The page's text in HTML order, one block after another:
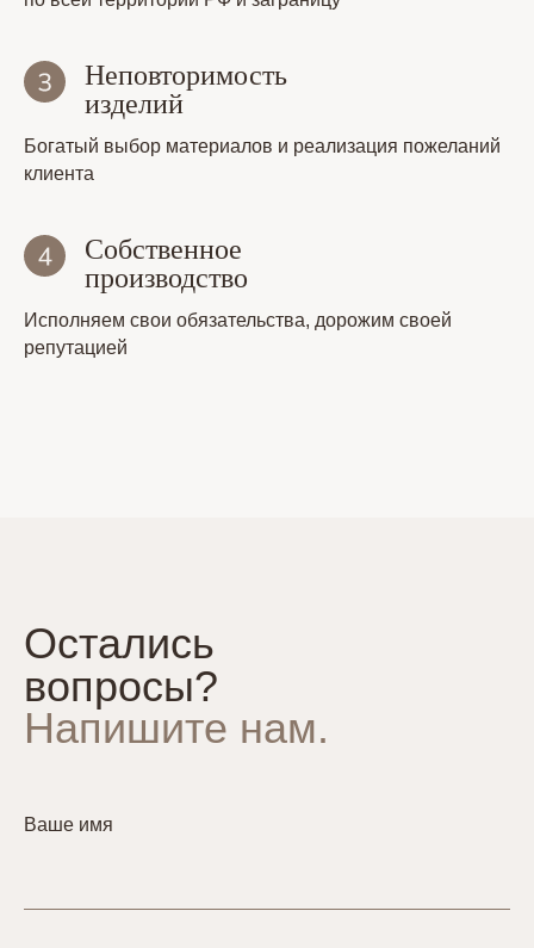
Неповторимость
изделий
Богатый выбор материалов и реализация пожеланий
клиента
Собственное
производство
Исполняем свои обязательства, дорожим своей
репутацией
Остались
вопросы?
Напишите нам.
Ваше имя